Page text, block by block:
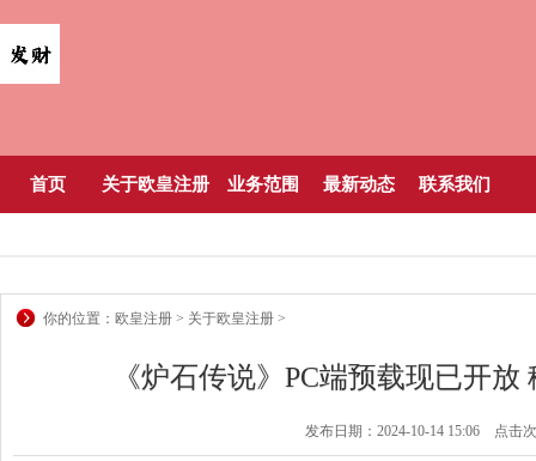
首页 关于欧皇注册 业务范围 最新动态 联系我们
你的位置： 欧皇注册 > 关于欧皇注册 >
《炉石传说》PC端预载现已开
发布日期：2024-10-14 15:06 点击